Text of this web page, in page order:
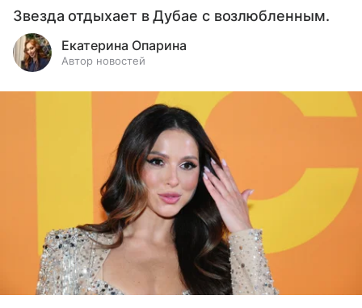
Звезда отдыхает в Дубае с возлюбленным.
Екатерина Опарина
Автор новостей